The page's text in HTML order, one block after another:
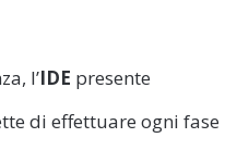
l’IDE presente
di effettuare ogni fase